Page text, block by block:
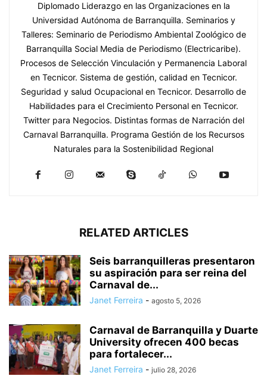
Diplomado Liderazgo en las Organizaciones en la
Universidad Autónoma de Barranquilla. Seminarios y
Talleres: Seminario de Periodismo Ambiental Zoológico de
Barranquilla Social Media de Periodismo (Electricaribe).
Procesos de Selección Vinculación y Permanencia Laboral
en Tecnicor. Sistema de gestión, calidad en Tecnicor.
Seguridad y salud Ocupacional en Tecnicor. Desarrollo de
Habilidades para el Crecimiento Personal en Tecnicor.
Twitter para Negocios. Distintas formas de Narración del
Carnaval Barranquilla. Programa Gestión de los Recursos
Naturales para la Sostenibilidad Regional
RELATED ARTICLES
Seis barranquilleras presentaron
su aspiración para ser reina del
Carnaval de...
Janet Ferreira - agosto 5, 2026
Carnaval de Barranquilla y Duarte
University ofrecen 400 becas
para fortalecer...
Janet Ferreira - julio 28, 2026